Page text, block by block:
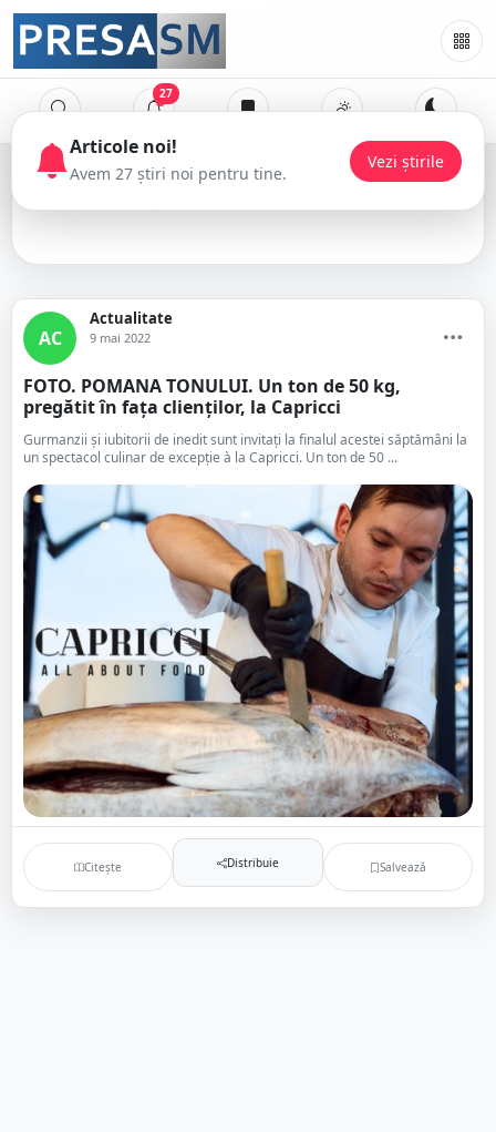
27
delicatese
AC
Actualitate
9 mai 2022
FOTO. POMANA TONULUI. Un ton de 50 kg,
pregătit în fața clienților, la Capricci
Gurmanzii și iubitorii de inedit sunt invitați la finalul acestei săptămâni la
un spectacol culinar de excepție à la Capricci. Un ton de 50 ...
Citește Distribuie Salvează
Articole noi!
Avem 27 știri noi pentru tine.
Vezi știrile